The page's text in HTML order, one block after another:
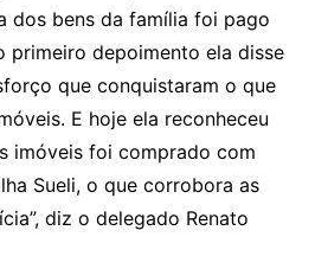
dos bens da família foi pago
primeiro depoimento ela disse
que conquistaram o que
E hoje ela reconheceu
imóveis foi comprado com
Sueli, o que corrobora as
diz o delegado Renato